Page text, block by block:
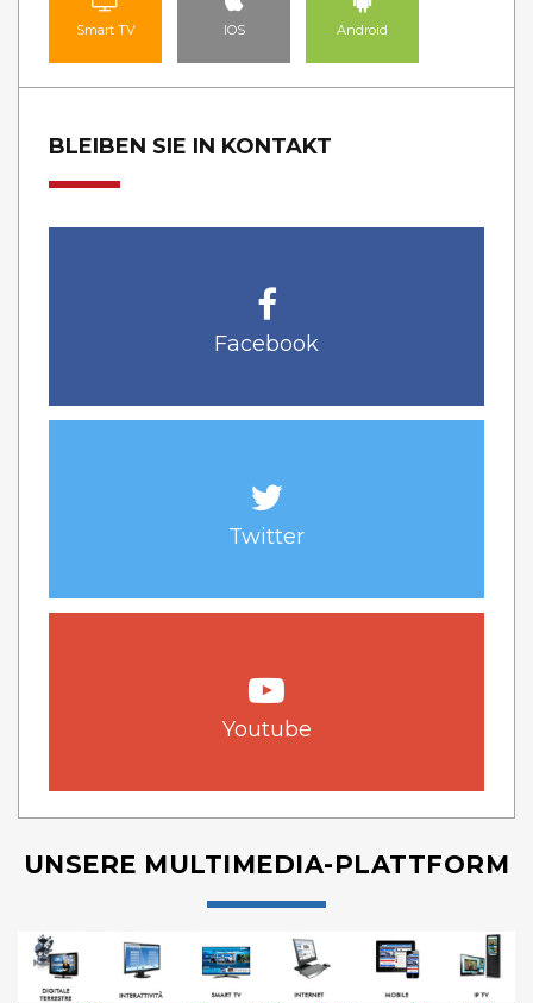
Smart TV IOS Android
BLEIBEN SIE IN KONTAKT
Facebook
Twitter
Youtube
UNSERE MULTIMEDIA-PLATTFORM